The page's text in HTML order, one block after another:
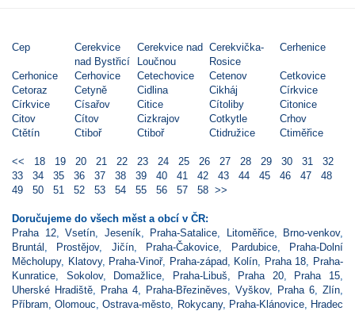
Cep
Cerekvice
nad Bystřicí
Cerekvice nad
Loučnou
Cerekvička-
Rosice
Cerhenice
Cerhonice Cerhovice Cetechovice Cetenov
Cetkovice
Cetoraz
Cetyně Cidlina Cikháj
Církvice
Církvice
Císařov Citice Cítoliby
Citonice
Citov
Cítov Cizkrajov Cotkytle
Crhov
Ctětín
Ctiboř Ctiboř Ctidružice Ctiměřice
<< 18 19 20 21 22 23 24 25 26 27 28 29 30 31
32
33
34 35 36 37 38 39 40 41 42 43 44 45 46 47
48
49
50 51 52 53 54 55 56 57 58 >>
Doručujeme do všech měst a obcí v ČR:
Praha 12, Vsetín Jeseník Praha-Satalice Litoměřice, Brno-venkov,
Bruntál
Prostějov, Jičín, Praha-Čakovice Pardubice,
Praha-Dolní
Měcholupy, Klatovy, Praha-Vinoř, Praha-západ Kolín Praha 18
Praha-
Kunratice
Sokolov, Domažlice Praha-Libuš Praha 20, Praha 15
Uherské Hradiště
Praha 4 Praha-Březiněves Vyškov, Praha 6 Zlín
Příbram ,Olomouc ,Ostrava-město Rokycany, Praha-Klánovice,
Hradec